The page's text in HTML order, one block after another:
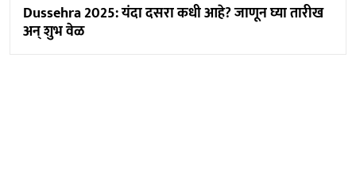
Dussehra 2025: यंदा दसरा कधी आहे? जाणून घ्या तारीख
अन् शुभ वेळ